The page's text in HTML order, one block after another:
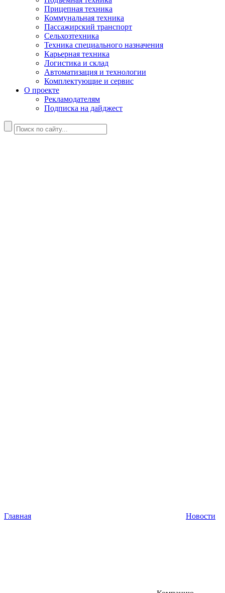
Прицепная техника
Коммунальная техника
Пассажирский транспорт
Сельхозтехника
Техника специального назначения
Карьерная техника
Логистика и склад
Автоматизация и технологии
Комплектующие и сервис
О проекте
Рекламодателям
Подписка на дайджест
Главная Новости